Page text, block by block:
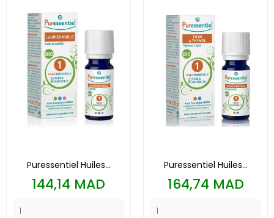
Puressentiel Huiles...
Prix
144,14 MAD
Puressentiel Huiles...
Prix
164,74 MAD